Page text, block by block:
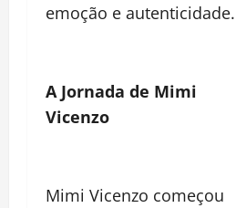
emoção e autenticidade.
A Jornada de Mimi
Vicenzo
Mimi Vicenzo começou